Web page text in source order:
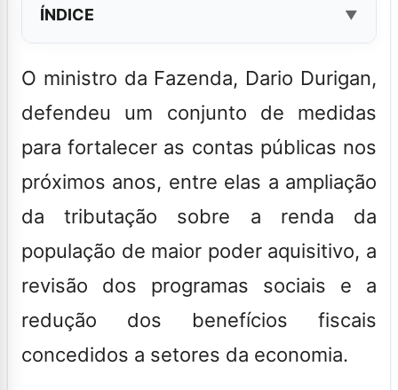
ÍNDICE
O ministro da Fazenda, Dario Durigan,
defendeu um conjunto de medidas
para fortalecer as contas públicas nos
próximos anos, entre elas a ampliação
da tributação sobre a renda da
população de maior poder aquisitivo, a
revisão dos programas sociais e a
redução dos benefícios fiscais
concedidos a setores da economia.